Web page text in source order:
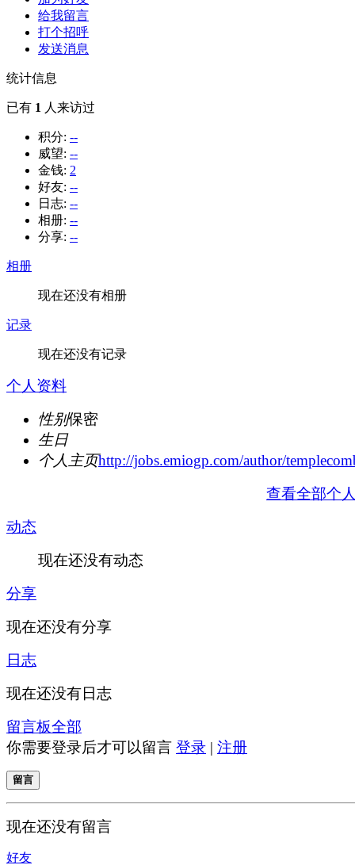
给我留言
打个招呼
发送消息
统计信息
已有 1 人来访过
积分: --
威望: --
金钱: 2
好友: --
日志: --
相册: --
分享: --
相册
现在还没有相册
记录
现在还没有记录
个人资料
性别保密
生日
个人主页http://jobs.emiogp.com/author/
查看全部个
动态
现在还没有动态
分享
现在还没有分享
日志
现在还没有日志
留言板全部
你需要登录后才可以留言 登录 | 注册
留言
现在还没有留言
好友